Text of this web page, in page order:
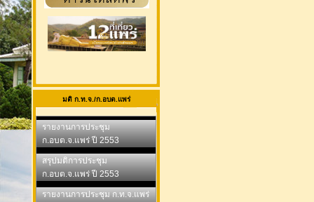
มติ ก.ท.จ./ก.อบต.แพร่
รายงานการประชุม
ก.อบต.จ.แพร่ ปี 2553
สรุปมติการประชุม
ก.อบต.จ.แพร่ ปี 2553
รายงานการประชุม ก.ท.จ.แพร่